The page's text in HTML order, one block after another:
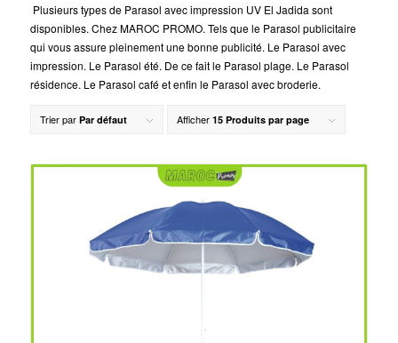
Plusieurs types de Parasol avec impression UV El Jadida sont
disponibles. Chez MAROC PROMO. Tels que le Parasol publicitaire
qui vous assure pleinement une bonne publicité. Le Parasol avec
impression. Le Parasol été. De ce fait le Parasol plage. Le Parasol
résidence. Le Parasol café et enfin le Parasol avec broderie.
Trier par Par défaut Afficher 15 Produits par page